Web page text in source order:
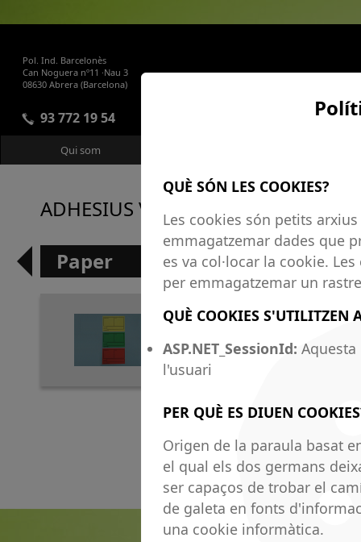
QUÈ SÓN LES COOKIES?
Les cookies són petits
emmagatzemar dades que
es va col·locar la cookie.
per emmagatzemar un
QUÈ COOKIES S'UTILITZEN
ASP.NET_SessionId:
l'usuari
PER QUÈ ES DIUEN
Origen de la paraula basat
el qual els dos germans
ser capaços de trobar el
de galeta en fonts
una cookie informàtica.
Pol. Ind. Barcelonès
Can Noguera nº11 ·Nau 3
08630 Abrera (Barcelona)
93 772 19 54
Qui som
ADHESIUS VINIL
Paper